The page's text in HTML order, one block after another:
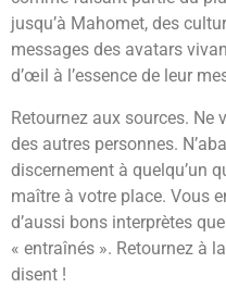
jusqu’à Mahomet, des
messages des avatars
d’œil à l’essence de leur
Retournez aux sources. Ne
des autres personnes.
discernement à quelqu’un
maître à votre place. Vous
d’aussi bons interprètes
« entraînés ». Retournez à
disent !